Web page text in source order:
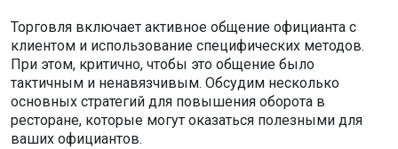
Торговля включает активное общение официанта с
клиентом и использование специфических методов.
При этом, критично, чтобы это общение было
тактичным и ненавязчивым. Обсудим несколько
основных стратегий для повышения оборота в
ресторане, которые могут оказаться полезными для
ваших официантов.